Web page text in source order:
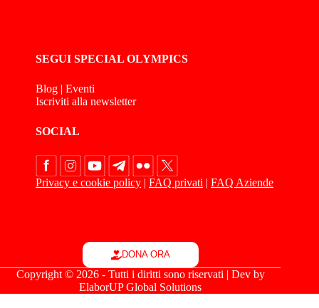
SEGUI SPECIAL OLYMPICS
Blog | Eventi
Iscriviti alla newsletter
SOCIAL
Privacy e cookie policy | FAQ privati | FAQ Aziende
DONA ORA
Copyright © 2026 - Tutti i diritti sono riservati | Dev by
ElaborUP Global Solutions